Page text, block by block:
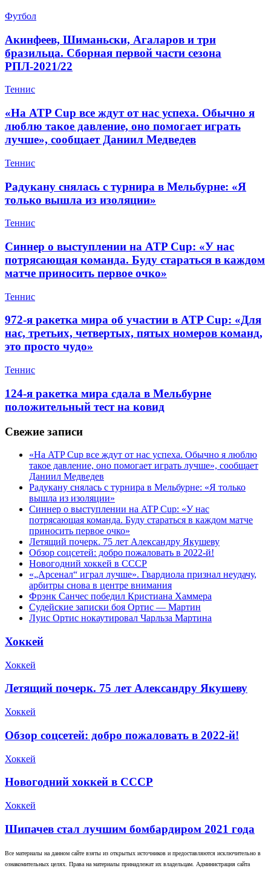
Футбол
Акинфеев, Шиманьски, Агаларов и три
бразильца. Сборная первой части сезона
РПЛ-2021/22
Теннис
«На ATP Cup все ждут от нас успеха. Обычно я
люблю такое давление, оно помогает играть
лучше», сообщает Даниил Медведев
Теннис
Радукану снялась с турнира в Мельбурне: «Я
только вышла из изоляции»
Теннис
Синнер о выступлении на ATP Cup: «У нас
потрясающая команда. Буду стараться в каждом
матче приносить первое очко»
Теннис
972-я ракетка мира об участии в ATP Cup: «Для
нас, третьих, четвертых, пятых номеров команд,
это просто чудо»
Теннис
124-я ракетка мира сдала в Мельбурне
положительный тест на ковид
Свежие записи
«На ATP Cup все ждут от нас успеха. Обычно я люблю
такое давление, оно помогает играть лучше», сообщает
Даниил Медведев
Радукану снялась с турнира в Мельбурне: «Я только
вышла из изоляции»
Синнер о выступлении на ATP Cup: «У нас
потрясающая команда. Буду стараться в каждом матче
приносить первое очко»
Летящий почерк. 75 лет Александру Якушеву
Обзор соцсетей: добро пожаловать в 2022-й!
Новогодний хоккей в СССР
«„Арсенал“ играл лучше». Гвардиола признал неудачу,
арбитры снова в центре внимания
Фрэнк Санчес победил Кристиана Хаммера
Судейские записки боя Ортис — Мартин
Луис Ортис нокаутировал Чарльза Мартина
Хоккей
Хоккей
Летящий почерк. 75 лет Александру Якушеву
Хоккей
Обзор соцсетей: добро пожаловать в 2022-й!
Хоккей
Новогодний хоккей в СССР
Хоккей
Шипачев стал лучшим бомбардиром 2021 года
Все материалы на данном сайте взяты из открытых источников и предоставляются исключительно в
ознакомительных целях. Права на материалы принадлежат их владельцам. Администрация сайта